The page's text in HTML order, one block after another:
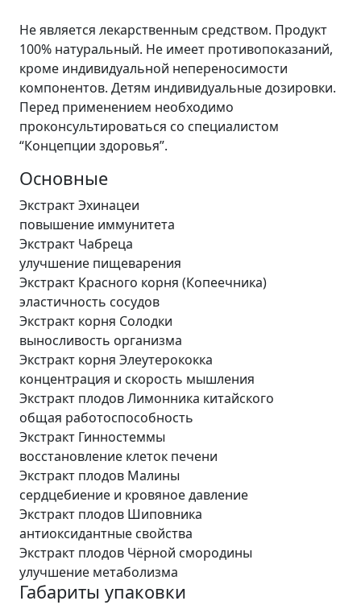
Не является лекарственным средством. Продукт
100% натуральный. Не имеет противопоказаний,
кроме индивидуальной непереносимости
компонентов. Детям индивидуальные дозировки.
Перед применением необходимо
проконсультироваться со специалистом
“Концепции здоровья”.
Основные
Экстракт Эхинацеи
повышение иммунитета
Экстракт Чабреца
улучшение пищеварения
Экстракт Красного корня (Копеечника)
эластичность сосудов
Экстракт корня Солодки
выносливость организма
Экстракт корня Элеутерококка
концентрация и скорость мышления
Экстракт плодов Лимонника китайского
общая работоспособность
Экстракт Гинностеммы
восстановление клеток печени
Экстракт плодов Малины
сердцебиение и кровяное давление
Экстракт плодов Шиповника
антиоксидантные свойства
Экстракт плодов Чёрной смородины
улучшение метаболизма
Габариты упаковки